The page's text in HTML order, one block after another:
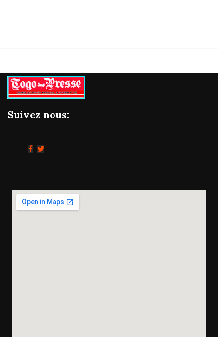
Suivez nous: